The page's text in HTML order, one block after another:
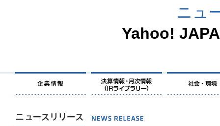
ニュ
Yahoo!